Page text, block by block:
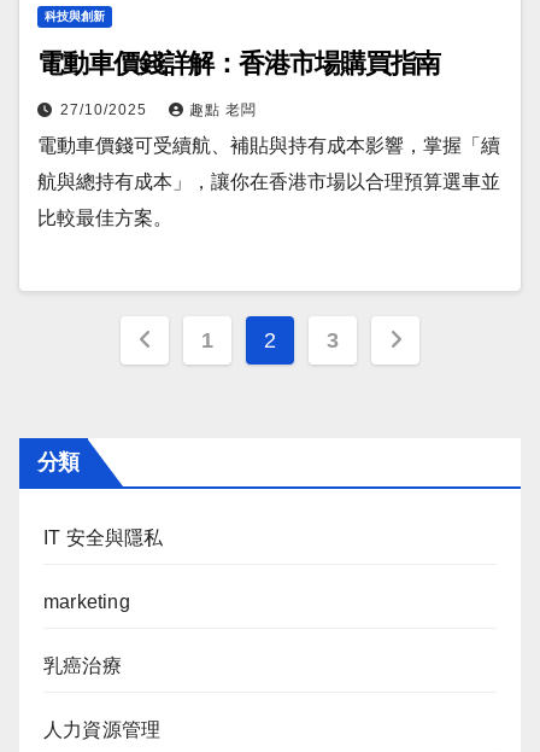
科技與創新
電動車價錢詳解：香港市場購買指南
27/10/2025 趣點 老闆
電動車價錢可受續航、補貼與持有成本影響，掌握「續
航與總持有成本」，讓你在香港市場以合理預算選車並
比較最佳方案。
Posts1 2 3
分類
IT 安全與隱私
marketing
乳癌治療
人力資源管理